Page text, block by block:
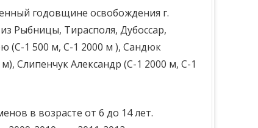
годовщине освобождения г.
Рыбницы, Тирасполя, Дубоссар,
(С-1 500 м, С-1 2000 м ), Сандюк
Слипенчук Александр (С-1 2000 м, С-1
в возрасте от 6 до 14 лет.